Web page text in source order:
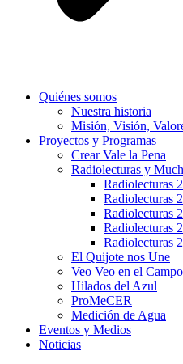
Quiénes somos
Nuestra historia
Misión, Visión,
Proyectos y Programas
Crear Vale la Pena
Radiolecturas y
Radiolecturas
Radiolecturas
Radiolecturas
Radiolecturas
Radiolecturas
El Quijote nos Une
Veo Veo en el Campo
Hilados del Azul
ProMeCER
Medición de Agua
Eventos y Medios
Noticias